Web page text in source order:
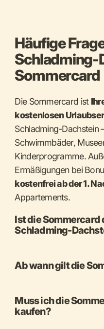
Häufige
Schladming-
Sommercard
Die Sommercard ist
kostenlosen
Schladming-Dachstein
Schwimmbäder,
Kinderprogramme.
Ermäßigungen bei
kostenfrei ab der 1.
Appartements.
Ist die Sommercard
Schladming-
Ab wann gilt die
Muss ich die
kaufen?